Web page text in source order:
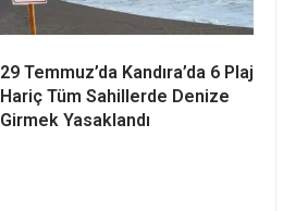
Kandıra’da 34,9 Milyon TL
Değerindeki Taşınmaz İcradan